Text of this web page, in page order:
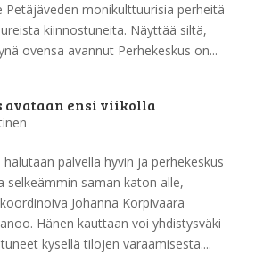
monikulttuurisia perheitä
kiinnostuneita. Näyttää siltä,
ovensa avannut Perhekeskus on...
avataan ensi viikolla
palvella hyvin ja perhekeskus
selkeämmin saman katon alle,
Johanna Korpivaara
Hänen kauttaan voi yhdistysväki
kysellä tilojen varaamisesta....